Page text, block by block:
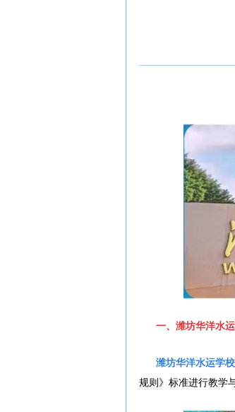
一、潍坊华洋水
潍坊华洋水运学校
规则》标准进行教学